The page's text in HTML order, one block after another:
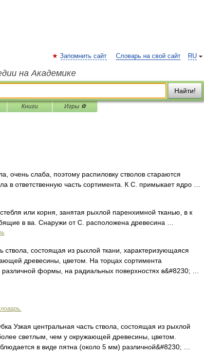
RU
Запомнить сайт Словарь на свой сайт
на Академике
Найти!
Книги Игры ⚽
очень слаба, поэтому распиловку стволов стараются
в ответственную часть сортимента. К С. примыкает ядро …
или корня, занятая рыхлой паренхимной тканью, в к
в ва. Снаружи от С. расположена древесина …
ствола, состоящая из рыхлой ткани, характеризующаяся
древесины, цветом. На торцах сортимента
формы, на радиальных поверхностях в&#8230; …
Узкая центральная часть ствола, состоящая из рыхлой
светлым, чем у окружающей древесины, цветом.
в виде пятна (около 5 мм) различной&#8230; …